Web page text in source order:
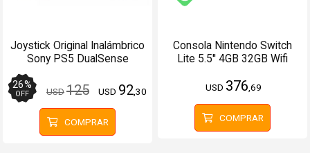
Joystick Original Inalámbrico
Sony PS5 DualSense
26%
OFF USD125 USD 92,30
COMPRAR
Consola Nintendo Switch
Lite 5.5'' 4GB 32GB Wifi
USD 376 ,69
COMPRAR